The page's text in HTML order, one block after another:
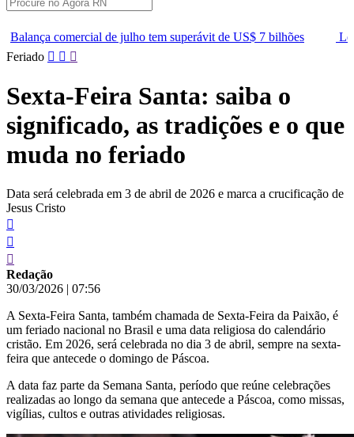
de julho tem superávit de US$ 7 bilhões
Lei que aumenta
Pular
conteúdo
Feriado
Sexta-Feira Santa: saiba o
significado, as tradições e o que
muda no feriado
Data será celebrada em 3 de abril de 2026 e marca a crucificação de
Jesus Cristo
Redação
30/03/2026 | 07:56
A Sexta-Feira Santa, também chamada de Sexta-Feira da Paixão, é
um feriado nacional no Brasil e uma data religiosa do calendário
cristão. Em 2026, será celebrada no dia 3 de abril, sempre na sexta-
feira que antecede o domingo de Páscoa.
A data faz parte da Semana Santa, período que reúne celebrações
realizadas ao longo da semana que antecede a Páscoa, como missas,
vigílias, cultos e outras atividades religiosas.